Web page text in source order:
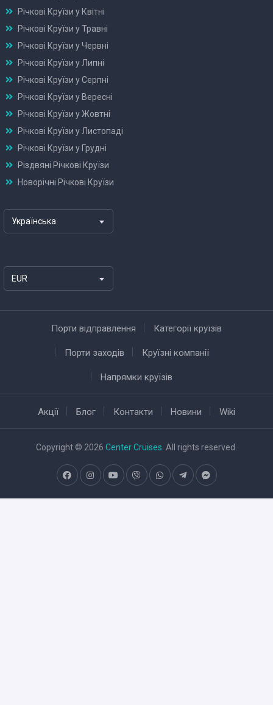
Річкові Круїзи у Квітні
Річкові Круїзи у Травні
Річкові Круїзи у Червні
Річкові Круїзи у Липні
Річкові Круїзи у Серпні
Річкові Круїзи у Вересні
Річкові Круїзи у Жовтні
Річкові Круїзи у Листопаді
Річкові Круїзи у Грудні
Різдвяні Річкові Круїзи
Новорічні Річкові Круїзи
Українська
EUR
Порти відправлення Категорії круїзів
Порти заходів Круїзні компанії
Напрямки круїзів
Акції Блог Контакти Новини Wiki
Copyright © 2026 Center Cruises . All rights reserved.